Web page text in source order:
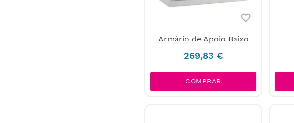
Armário de Apoio Baixo
269,83 €
COMPRAR